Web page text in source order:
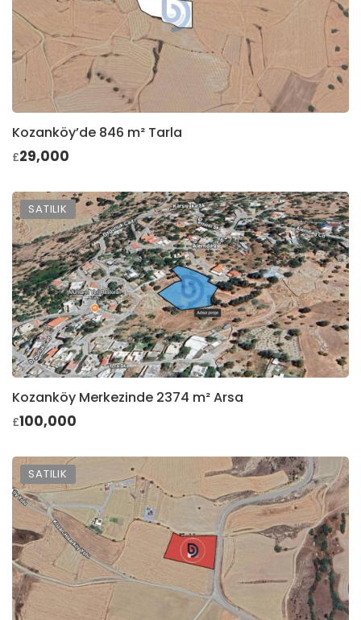
Kozanköy’de 846 m² Tarla
£29,000
SATILIK
Kozanköy Merkezinde 2374 m² Arsa
£100,000
SATILIK